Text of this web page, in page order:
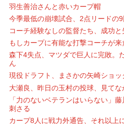
羽生善治さんと赤いカープ帽
今季最低の崩壊試合、2点リードの
コーチ経験なしの監督たち、成功
もしカープに有能な打撃コーチが来
森下4失点、マツダで巨人に完敗。
ん
現役ドラフト、まさかの矢崎ショッ
大瀬良、昨日の玉村の投球、見てな
「力のないベテランはいらない」
刺さる
カープ8人に戦力外通告、それ以上